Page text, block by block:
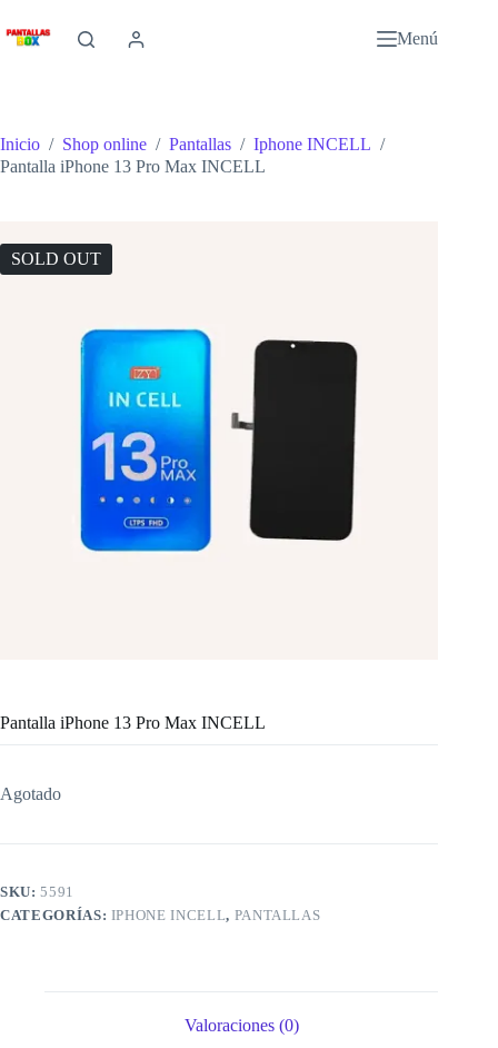
al
contenido
Menú
Inicio / Shop online / Pantallas / Iphone INCELL /
Pantalla iPhone 13 Pro Max INCELL
SOLD OUT
Pantalla iPhone 13 Pro Max INCELL
Agotado
SKU:5591
CATEGORÍAS: IPHONE INCELL, PANTALLAS
Valoraciones (0)